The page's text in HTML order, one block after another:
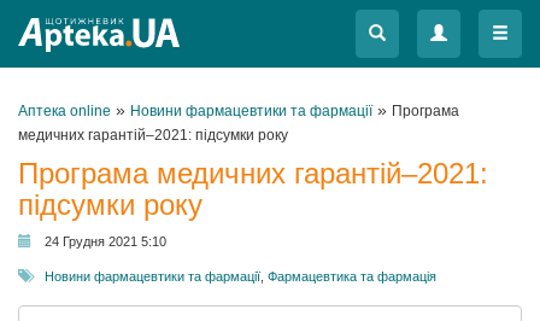
Меню
Меню
Аптека online » Новини фармацевтики та фармації» Програма
медичних гарантій–2021: підсумки року
Програма медичних гарантій–2021:
підсумки року
24 Грудня 2021 5:10
Новини фармацевтики та фармації Фармацевтика та фармація